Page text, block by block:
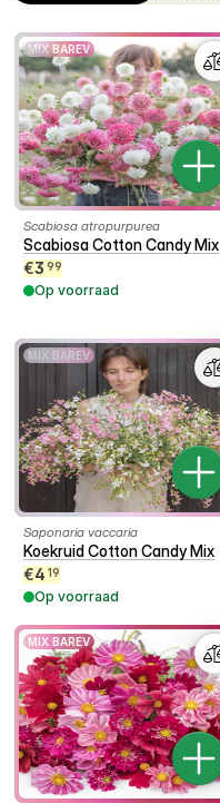
MIX BAREV
Scabiosa atropurpurea
Scabiosa Cotton Candy Mix
€3 99
Op voorraad
MIX BAREV
Saponaria vaccaria
Koekruid Cotton Candy Mix
€4 19
Op voorraad
MIX BAREV